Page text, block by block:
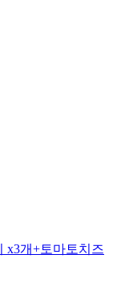
x3개+토마토치즈